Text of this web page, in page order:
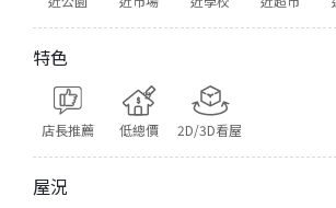
特色
店長推薦 低總價 2D/3D看屋
屋況